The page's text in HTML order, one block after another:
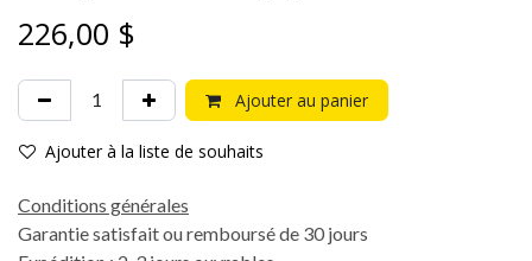
226,00 $
Ajouter au panier
Ajouter à la liste de souhaits
Conditions générales
Garantie satisfait ou remboursé de 30 jours